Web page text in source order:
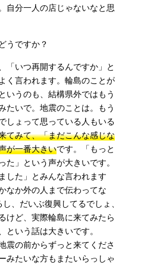
自分一人の店じゃないなと思
うですか？
「いつ再開するんですか」と
く言われます。輪島のことが
いうのも、結構県外ではもう
たいで。地震のことは。もう
しょって思っている人もいる
てみて、「まだこんな感じな
が一番大きいです。「もっと
た」という声が大きいです。
した」とみんな言われます
なか外の人まで伝わってな
、だいぶ復興してるでしょ、
けど、実際輪島に来てみたら
という話は大きいです。
震の前からずっと来てくださ
みたいな方もまたいらっしゃ